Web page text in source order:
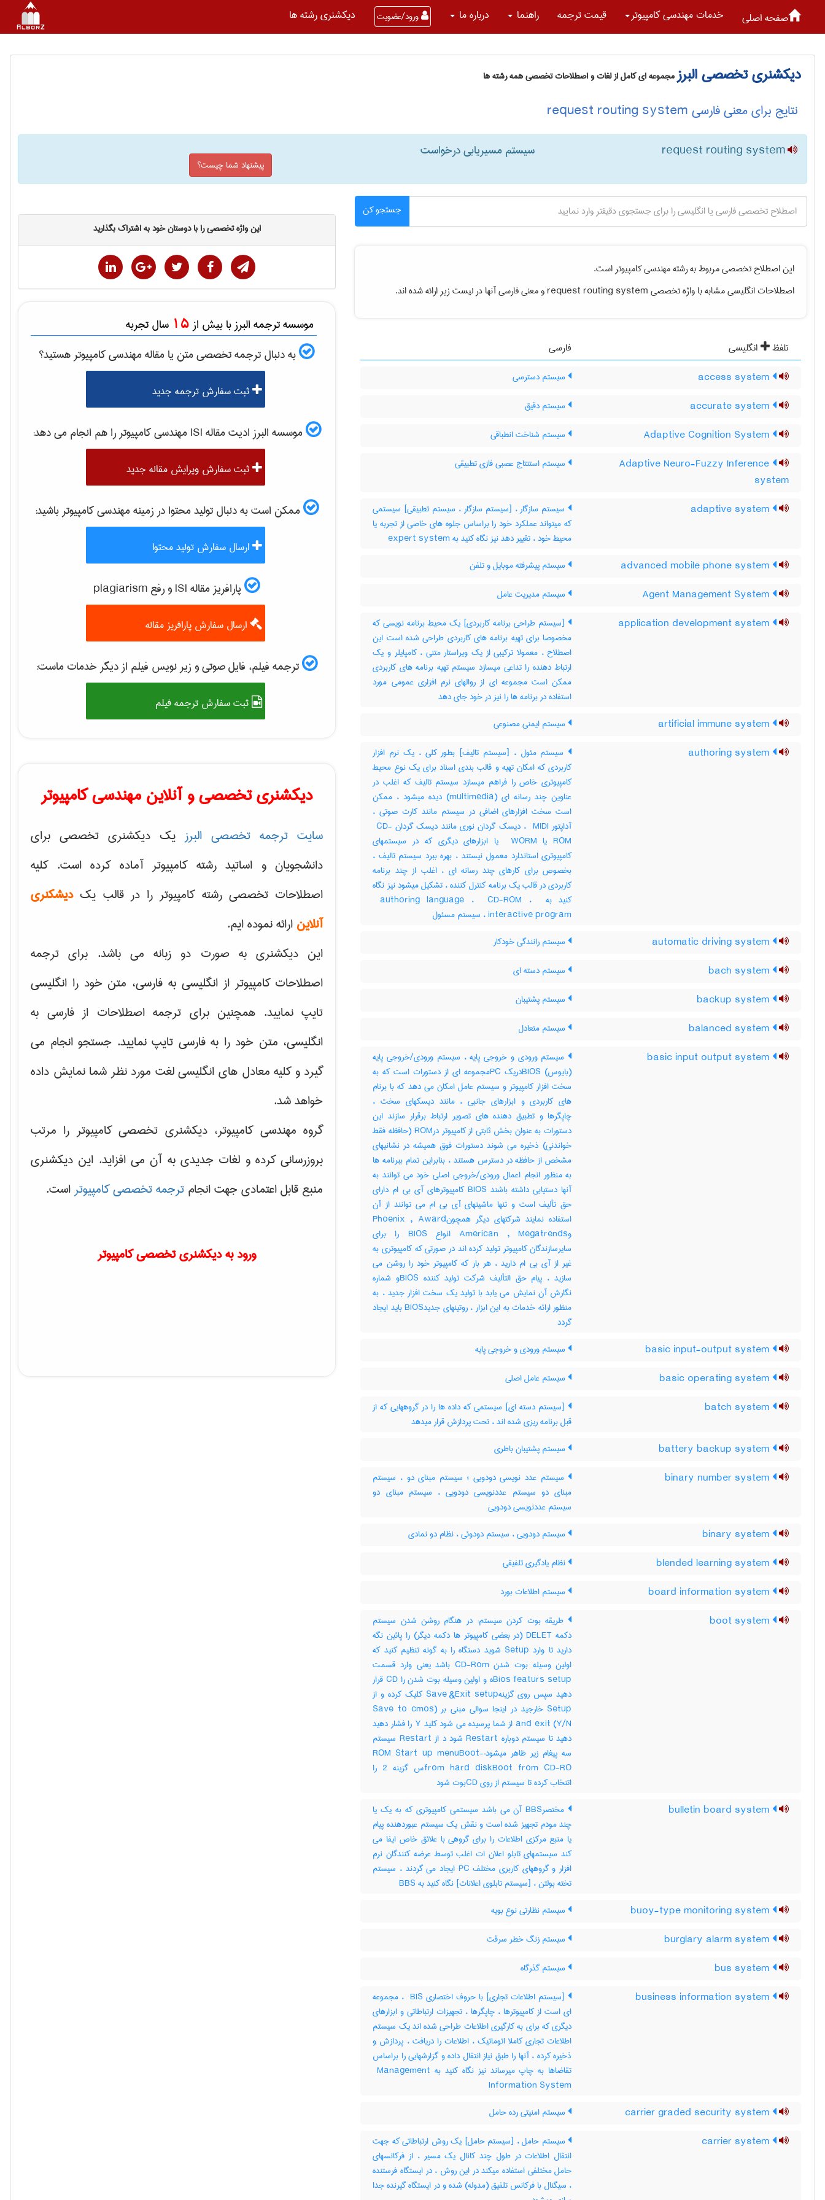
صفحه اصلی خدمات مهندسی كامپيوتر قیمت ترجمه راهنما درباره ما ورود/عضویت دیکشنری رشته ها
دیکشنری تخصصی البرزمجموعه ای کامل از لغات و اصطلاحات تخصصی همه رشته ها
نتایج برای معنی فارسی request routing system
request routing system سیستم مسیریابی درخواست
پیشنهاد شما چیست؟
جستجو کن
این اصطلاح تخصصی مربوط به رشتهمهندسی كامپيوتراست.
اصطلاحات انگلیسی مشابه با واژه تخصصیrequest routing systemو معنی فارسی آنها در لیست زیر ارائه شده اند.
تلفظ انگلیسی
فارسی
سیستم دسترسی
سیستم دقیق
سیستم شناخت انطباقی
Adaptive Neuro-Fuzzy Inference
system
سیستم استنتاج عصبی فازی تطبیقی
سیستم سازگار ، [سیستم سازگار ، سیستم تطبیقی] سیستمی
که میتواند عملکرد خود را براساس جلوه های خاصی از تجربه یا
محیط خود ، تغییر دهد نیز نگاه کنید به ‎ expert system
سیستم پیشرفته موبایل و تلفن
سیستم مدیریت عامل
[سیستم طراحی برنامه کاربردی] یک محیط برنامه نویسی که
مخصوصا برای تهیه برنامه های کاربردی طراحی شده است این
اصطلاح ، معمولا ترکیبی از یک ویراستار متنی ، کامپایلر و یک
ارتباط دهنده را تداعی میسازد سیستم تهیه برنامه های کاربردی
ممکن است مجموعه ای از روالهای نرم افزاری عمومی مورد
استفاده در برنامه ها را نیز در خود جای دهد
سیستم ایمنی مصنوعی
سیستم مئول ، [سیستم تالیف] بطور کلی ، یک نرم افزار
کاربردی که امکان تهیه و قالب بندی اسناد برای یک نوع محیط
کامپیوتری خاص را فراهم میسازد سیستم تالیف که اغلب در
عناوین چند رسانه ای (‎multimedia) دیده میشود ، ممکن
است سخت افزارهای اضافی در سیستم مانند کارت صوتی ،
آداپتور ‎ MIDI ، دیسک گردان نوری مانند دیسک گردان ‎ CD-
ROM یا ‎ WORM یا ابزارهای دیگری که در سیستمهای
کامپیوتری استاندارد معمول نیستند ، بهره ببرد سیستم تالیف ،
بخصوص برای کارهای چند رسانه ای ، اغلب از چند برنامه
کاربردی در قالب یک برنامه کنترل کننده ، تشکیل میشود نیز نگاه
کنید به ‎ authoring language ، ‎ CD-ROM ، ‎
interactive program ، سیستم مسئول
سیستم رانندگی خودکار
سیستم دسته ای
سیستم پشتیبان
سیستم متعادل
سیستم ورودی و خروجی پایه ، سیستم ورودی/خروجی پایه
(بایوس) BIOSدریک PCمجموعه ای از دستورات است که به
سخت افزار کامپیوتر و سیستم عامل امکان می دهد که با برنام
های کاربردی و ابزارهای جانبی ، مانند دیسکهای سخت ،
چاپگرها و تطبیق دهنده های تصویر ارتباط برقرار سازند این
دستورات به عنوان بخش ثابتی از کامپیوتر درROM (حافظه فقط
خواندنی) ذخیره می شوند دستورات فوق همیشه در نشانیهای
مشخص از حافظه در دسترس هستند ، بنابراین تمام ببرنامه ها
به منظور انجام اعمال ورودی/خروجی اصلی خود می توانند به
آنها دستیابی داشته باشند BIOS کامپیوترهای آی بی ام دارای
حق تألیف است و تنها ماشینهای آی بی ام می توانند از آن
استفاده نمایند شرکتهای دیگر همچونPhoenix , Award
وAmerican , Megatrends انواع BIOS را برای
سایرسازندگان کامپیوتر تولید کرده اند در صورتی که کامپیوتری به
غیر از آی بی ام دارید ، هر بار که کامپیوتر خود را روشن می
سازید ، پیام حق التألیف شرکت تولید کننده BIOSو شماره
نگارش آن نمایش می یابد با تولید یک سخت افزار جدید ، به
منظور ارائه خدمات به این ابزار ، روتینهای جدیدBIOS باید ایجاد
گردد
سیستم ورودی و خروجی پایه
سیستم عامل اصلی
[سیستم دسته ای] سیستمی که داده ها را در گروههایی که از
قبل برنامه ریزی شده اند ، تحت پردازش قرار میدهد
سیستم پشتیبان باطری
سیستم عدد نویسی دودویی ؛ سیستم مبنای دو ، سیستم
مبنای دو سیستم عددنویسی دودویی ، سیستم مبنای دو
سیستم عددنویسی دودویی
سیستم دودویی ، سیستم دودوئی ، نظام دو نمادی
نظام یادگیری تلفیقی
سیستم اطلاعات بورد
طریقه بوت کردن سیستم: در هنگام روشن شدن سیستم
دکمه DELET (در بعضی کامپیوتر ها دکمه دیگر) را پائین نگه
دارید تا وارد Setup شوید دستگاه را به گونه تنظیم کنید که
اولین وسیله بوت شدن CD-Rom باشد یعنی وارد قسمت
Bios featurs setupه و اولین وسیله بوت شدن را CD قرار
دهید سپس روی گزینهSave &Exit setup کلیک کرده و از
Setup خارجید در اینجا سوالی مبنی بر (Save to cmos
and exit (Y/N از شما پرسیده می شود کلید Y را فشار دهید
دهید تا سیستم دوباره Restart شود د از Restart سیستم
سه پیغام زیر ظاهر میشود:-ROM Start up menuBoot
from hard diskBoot from CD-ROس گزینه 2 را
اتنخاب کرده تا سیستم از روی CDبوت شود
مختصرBBS آن می باشد سیستمی کامپیوتری که به یک یا
چند مودم تجهیز شده است و نقش یک سیستم عبوردهنده پیام
یا منبع مرکزی اطلاعات را برای گروهی با علائق خاص ایفا می
کند سیستمهای تابلو اعلان ات اغلب توسط عرضه کنندگان نرم
افزار و گروههای کاربری مختلف PC ایجاد می گردند ، سیستم
تخته بولتن ، [سیستم تابلوی اعلانات] نگاه کنید به ‎ BBS
سیستم نظارتی نوع بویه
سیستم زنگ خطر سرقت
سیستم گذرگاه
[سیستم اطلاعات تجاری] با حروف اختصاری ‎ BIS ، مجموعه
ای است از کامپیوترها ، چاپگرها ، تجهیزات ارتباطاتی و ابزارهای
دیگری که برای به کارگیری اطلاعات طراحی شده اند یک سیستم
اطلاعات تجاری کاملا اتوماتیک ، اطلاعات را دریافت ، پردازش و
ذخیره کرده ، آنها را طبق نیاز انتقال داده و گزارشهایی را براساس
تقاضاها به چاپ میرساند نیز نگاه کنید به ‎ Management
Information System
سیستم امنیتی رده حامل
سیستم حامل ، [سیستم حامل] یک روش ارتباطاتی که جهت
انتقال اطلاعات در طول چند کانال یک مسیر ، از فرکانسهای
حامل مختلفی استفاده میکند در این روش ، در ایستگاه فرستنده
، سیگنال با فرکانس تلفیق (مدوله) شده و در ایستگاه گیرنده جدا
این واژه تخصصی را با دوستان خود به اشتراک بگذارید
موسسه ترجمه البرز با بیش از 15 سال تجربه
به دنبال ترجمه تخصصی متن یا مقالهمهندسی كامپيوترهستید؟
ثبت سفارش ترجمه جدید
موسسه البرز ادیت مقاله ISI مهندسی كامپيوتررا هم انجام می دهد:
ثبت سفارش ویرایش مقاله جدید
ممکن است به دنبال تولید محتوا در زمینهمهندسی كامپيوترباشید:
ارسال سفارش تولید محتوا
پارافریز مقاله ISI و رفع plagiarism
ارسال سفارش پارافریز مقاله
ترجمه فیلم، فایل صوتی و زیر نویس فیلم از دیگر خدمات ماست:
ثبت سفارش ترجمه فیلم
دیکشنری تخصصی و آنلاین مهندسی کامپیوتر
سایت ترجمه تخصصی البرزیک دیکشنری تخصصی برای
دانشجویان و اساتید رشته کامپیوتر آماده کرده است. کلیه
اصطلاحات تخصصی رشته کامپیوتر را در قالب یکدیشکنری
آنلاین ارائه نموده ایم.
این دیکشنری به صورت دو زبانه می باشد. برای ترجمه
اصطلاحات کامپیوتر از انگلیسی به فارسی، متن خود را انگلیسی
تایپ نمایید. همچنین برای ترجمه اصطلاحات از فارسی به
انگلیسی، متن خود را به فارسی تایپ نمایید. جستجو انجام می
گیرد و کلیه معادل های انگلیسی لغت مورد نظر شما نمایش داده
خواهد شد.
گروه مهندسی کامپیوتر، دیکشنری تخصصی کامپیوتر را مرتب
بروزرسانی کرده و لغات جدیدی به آن می افزاید. این دیکشنری
منبع قابل اعتمادی جهت انجام ترجمه تخصصی کامپیوتراست.
ورود به دیکشنری تخصصی کامپیوتر